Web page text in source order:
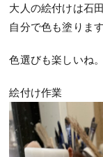
大人の絵付けは石
自分で色も塗ります
色選びも楽しいね。
絵付け作業